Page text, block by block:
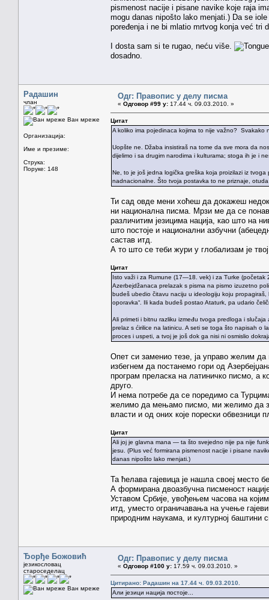
pismenost nacije i pisane navike koje raja
mogu danas nipošto lako menjati.) Da se
poređenja i ne bi mlatio mrtvog konja već tri
I dosta sam si te rugao, neću više.
dosadno.
Радашин
члан
Ван мреже
Организација:
Име и презиме:
Струка:
Поруке: 148
Одг: Правопис у делу писма
« Одговор #99 у: 17.44 ч. 09.03.2010. »
Цитат
A koliko ima pojedinaca kojima to nije važno? Svakako
Uopšte ne. Džaba insistiraš na tome da sve mora da
dijelimo i sa drugim narodima i kulturama; stoga ih je i
Ne, to je još jedna logička greška koja proizilazi iz
nadnacionalne. Što tvoja postavka to ne priznaje,
Ти сад овде мени хоћеш да докажеш
ни национална писма. Мрзи ме да се
различитим језицима нација, као што на
што постоје и национални азбучни
састав итд.
А то што се теби жури у глобализам је
Цитат
Isto važi i za Rumune (17—18. vek) i za Turke
Azerbejdžanaca prelazak s pisma na pismo izuzetno
budeš ubedio čitavu naciju u ideologiju koju
oporavka“. Ili kada budeš postao Ataturk, pa udario
Ali primeti i bitnu razliku između tvoga predloga i
prelaz s ćirilice na latinicu. A seti se toga što napisah o
proces i uspeti, a tvoj je još dok ga nisi ni osmislio
Опет си заменио тезе, ја управо желим
избегнем да постанемо гори од
програм преласка на латиничко писмо, а
друго.
И нема потребе да се поредимо са
желимо да мењамо писмо, ми желимо да
власти и од оних које порески обвезници
Цитат
Ali joj je glavna mana — ta što svejedno nije pa nije
jesu. (Plus već formirana pismenost nacije i pisane
danas nipošto lako menjati.)
Та ћелава гајевица је нашла своеј место
А формирана двоазбучна писменост
Уставом Србије, увођењем часова на
итд, уместо ограничавања на учење
природним наукама, и културној баштини
Ђорђе Божовић
језикословац
староседелац
Ван мреже
Одг: Правопис у делу писма
« Одговор #100 у: 17.59 ч. 09.03.2010. »
Цитирано: Радашин на 17.44 ч. 09.03.2010.
Али језици нација постоје...